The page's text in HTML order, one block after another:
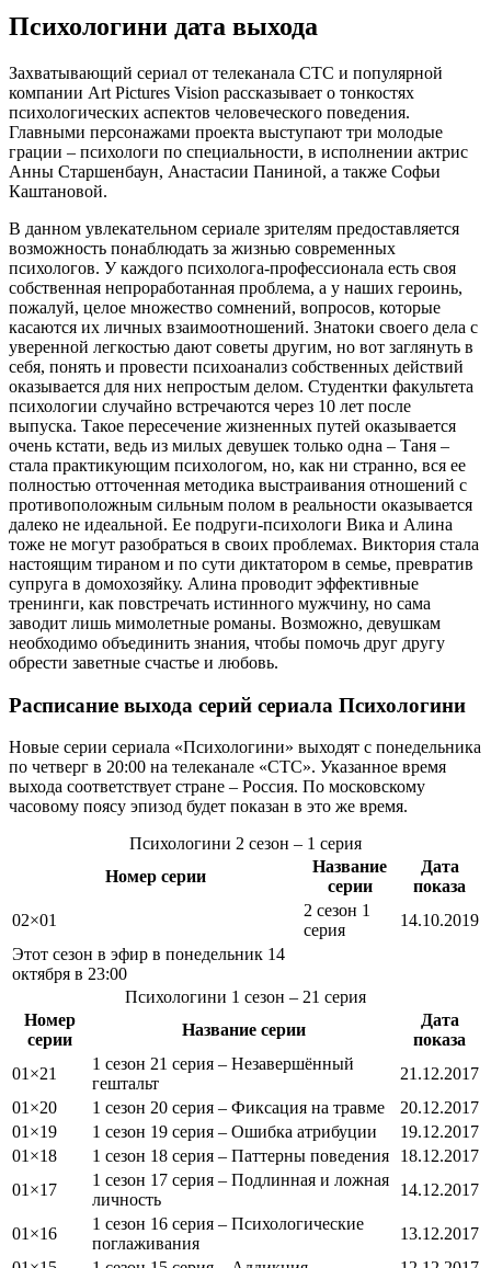
Психологини дата выхода
Захватывающий сериал от телеканала СТС и популярной
компании Art Pictures Vision рассказывает о тонкостях
психологических аспектов человеческого поведения.
Главными персонажами проекта выступают три молодые
грации – психологи по специальности, в исполнении актрис
Анны Старшенбаун, Анастасии Паниной, а также Софьи
Каштановой.
В данном увлекательном сериале зрителям предоставляется
возможность понаблюдать за жизнью современных
психологов. У каждого психолога-профессионала есть своя
собственная непроработанная проблема, а у наших героинь,
пожалуй, целое множество сомнений, вопросов, которые
касаются их личных взаимоотношений. Знатоки своего дела с
уверенной легкостью дают советы другим, но вот заглянуть в
себя, понять и провести психоанализ собственных действий
оказывается для них непростым делом. Студентки факультета
психологии случайно встречаются через 10 лет после
выпуска. Такое пересечение жизненных путей оказывается
очень кстати, ведь из милых девушек только одна – Таня –
стала практикующим психологом, но, как ни странно, вся ее
полностью отточенная методика выстраивания отношений с
противоположным сильным полом в реальности оказывается
далеко не идеальной. Ее подруги-психологи Вика и Алина
тоже не могут разобраться в своих проблемах. Виктория стала
настоящим тираном и по сути диктатором в семье, превратив
супруга в домохозяйку. Алина проводит эффективные
тренинги, как повстречать истинного мужчину, но сама
заводит лишь мимолетные романы. Возможно, девушкам
необходимо объединить знания, чтобы помочь друг другу
обрести заветные счастье и любовь.
Расписание выхода серий сериала Психологини
Новые серии сериала «Психологини» выходят с понедельника
по четверг в 20:00 на телеканале «СТС». Указанное время
выхода соответствует стране – Россия. По московскому
часовому поясу эпизод будет показан в это же время.
Психологини 2 сезон – 1 серия
Номер серии
Название
серии
Дата
показа
02×01
2 сезон 1
серия
14.10.2019
Этот сезон в эфир в понедельник 14
октября в 23:00
Психологини 1 сезон – 21 серия
Номер
серии
Название серии
Дата
показа
01×21
1 сезон 21 серия – Незавершённый
гештальт
21.12.2017
01×20
1 сезон 20 серия – Фиксация на травме
20.12.2017
01×19
1 сезон 19 серия – Ошибка атрибуции
19.12.2017
01×18
1 сезон 18 серия – Паттерны поведения
18.12.2017
01×17
1 сезон 17 серия – Подлинная и ложная
личность
14.12.2017
01×16
1 сезон 16 серия – Психологические
поглаживания
13.12.2017